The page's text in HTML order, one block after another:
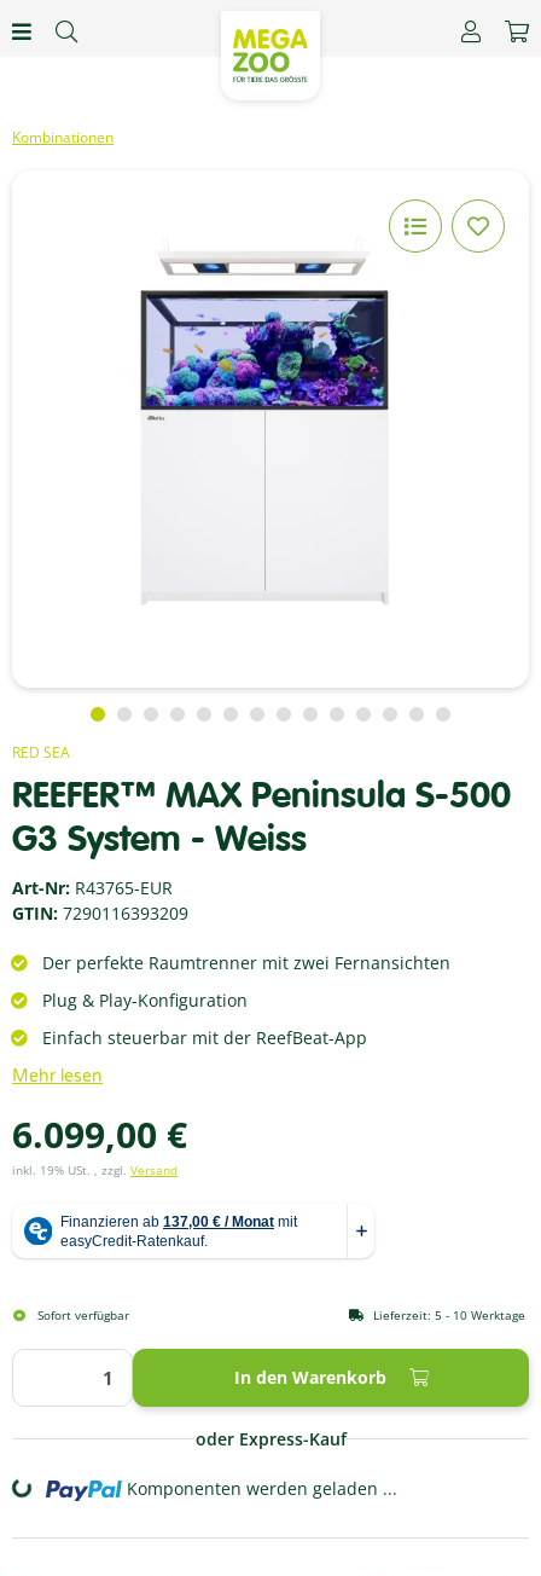
Kombinationen
RED SEA
REEFER™ MAX Peninsula S-500
G3 System - Weiss
Art-Nr: R43765-EUR
GTIN: 7290116393209
Der perfekte Raumtrenner mit zwei Fernansichten
Plug & Play-Konfiguration
Einfach steuerbar mit der ReefBeat-App
Mehr lesen
6.099,00 €
inkl. 19% USt. , zzgl. Versand
In den Warenkorb
Sofort verfügbar Lieferzeit: 5 - 10 Werktage
oder Express-Kauf
Loading... Komponenten werden geladen ...